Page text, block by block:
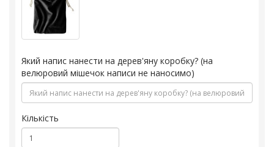
Який напис нанести на дерев'яну коробку? (на
велюровий мішечок написи не наносимо)
Кількість